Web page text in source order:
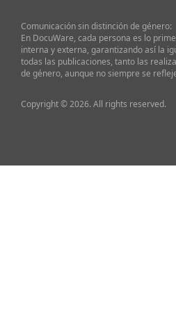
Comunicación sin distinción de género:
En DocuWare, cada persona es lo
interna y externa, garantizando así la
todas las publicaciones, tanto las
de género, aunque no siempre se
Copyright © 2026. All rights reserved.